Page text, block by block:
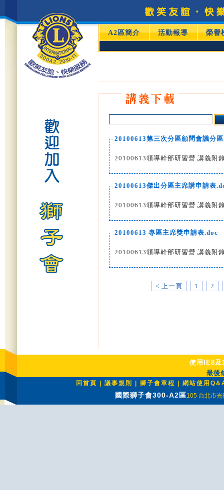
A2區簡介 活動報導 榮譽
20100613第三次分區顧問會議分
20100613領導幹部研習營 講義附
20100613傑出分區主席講申請表
20100613領導幹部研習營 講義附
20100613 專區主席獎申請表.doc
20100613領導幹部研習營 講義附
< 上一頁 1 2
使用IE8及
最後
回首頁 議事規則 獅子會章程 網站使用
國際獅子會300-A2區105 台北市